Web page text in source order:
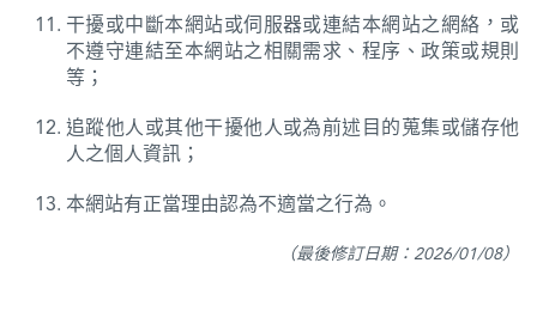
干擾或中斷本網站或伺服器或連結本網站之網絡，或
不遵守連結至本網站之相關需求、程序、政策或規則
等；
追蹤他人或其他干擾他人或為前述目的蒐集或儲存他
人之個人資訊；
本網站有正當理由認為不適當之行為。
（最後修訂日期：2026/01/08）